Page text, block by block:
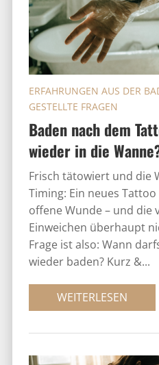
Baden nach dem
wieder in die
ERFAHRUNGEN AUS DER
GESTELLTE FRAGEN
Frisch tätowiert und die
Timing: Ein neues
offene Wunde – und die
Einweichen überhaupt
Frage ist also: Wann
wieder baden? Kurz &...
WEITERLESEN